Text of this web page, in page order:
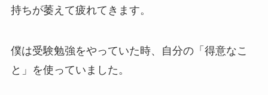
持ちが萎えて疲れてきます。
僕は受験勉強をやっていた時、自分の「得意なこ
と」を使っていました。